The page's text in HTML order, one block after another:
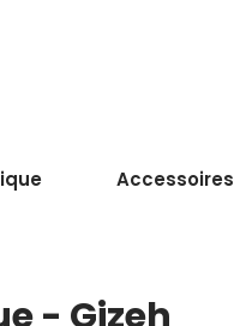
Accessoires